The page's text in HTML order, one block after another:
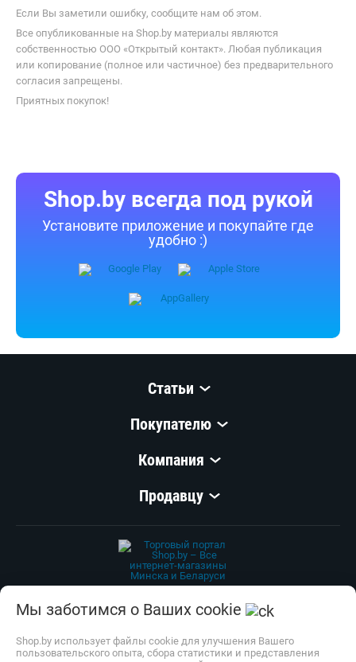
Если Вы заметили ошибку, сообщите нам об этом.
Все опубликованные на Shop.by материалы являются
собственностью ООО «Открытый контакт». Любая публикация
или копирование (полное или частичное) без предварительного
согласия запрещены.
Приятных покупок!
Shop.by всегда под рукой
Установите приложение и покупайте где
удобно :)
Статьи
Покупателю
Компания
Продавцу
Мы заботимся о Ваших cookie
Shop.by использует файлы cookie для улучшения Вашего
пользовательского опыта, сбора статистики и представления